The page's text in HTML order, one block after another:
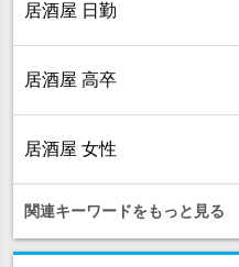
居酒屋 日勤
居酒屋 高卒
居酒屋 女性
関連キーワードをもっと見る